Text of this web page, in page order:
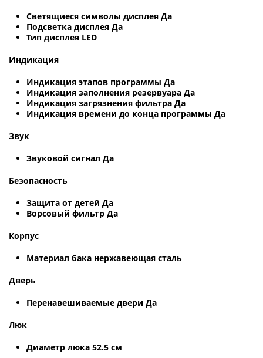
Светящиеся символы дисплея Да
Подсветка дисплея Да
Тип дисплея LED
Индикация
Индикация этапов программы Да
Индикация заполнения резервуара Да
Индикация загрязнения фильтра Да
Индикация времени до конца программы Да
Звук
Звуковой сигнал Да
Безопасность
Защита от детей Да
Ворсовый фильтр Да
Корпус
Материал бака нержавеющая сталь
Дверь
Перенавешиваемые двери Да
Люк
Диаметр люка 52.5 см